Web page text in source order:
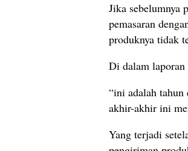
Jika sebelumnya
pemasaran
produknya tidak
Di dalam laporan
“ini adalah
akhir-akhir ini
Yang terjadi